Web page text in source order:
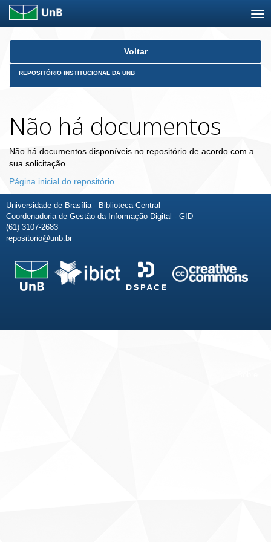
Skip
Voltar
REPOSITÓRIO INSTITUCIONAL DA UNB
Não há documentos
Não há documentos disponíveis no repositório de acordo com a
sua solicitação.
Página inicial do repositório
Universidade de Brasília - Biblioteca Central
Coordenadoria de Gestão da Informação Digital - GID
(61) 3107-2683
repositorio@unb.br